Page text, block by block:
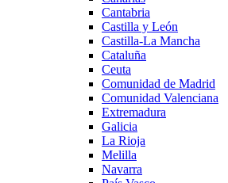
Cantabria
Castilla y León
Castilla-La Mancha
Cataluña
Ceuta
Comunidad de Madrid
Comunidad Valenciana
Extremadura
Galicia
La Rioja
Melilla
Navarra